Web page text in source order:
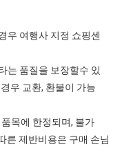
우 여행사 지정 쇼핑센
는 품질을 보장할수 있
우 교환, 환불이 가능
목에 한정되며, 불가
른 제반비용은 구매 손님